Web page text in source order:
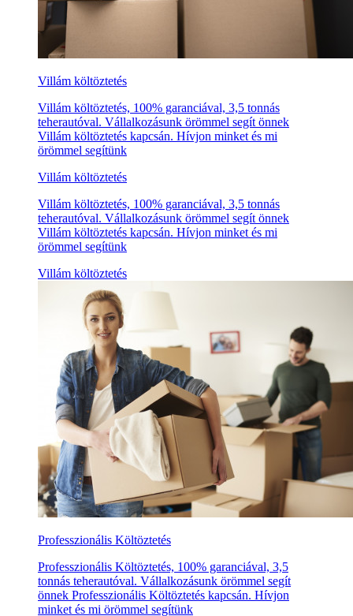
Villám költöztetés
Villám költöztetés, 100% garanciával, 3,5 tonnás
teherautóval. Vállalkozásunk örömmel segít önnek
Villám költöztetés kapcsán. Hívjon minket és mi
örömmel segítünk
Villám költöztetés
Villám költöztetés, 100% garanciával, 3,5 tonnás
teherautóval. Vállalkozásunk örömmel segít önnek
Villám költöztetés kapcsán. Hívjon minket és mi
örömmel segítünk
Villám költöztetés
Professzionális Költöztetés
Professzionális Költöztetés, 100% garanciával, 3,5
tonnás teherautóval. Vállalkozásunk örömmel segít
önnek Professzionális Költöztetés kapcsán. Hívjon
minket és mi örömmel segítünk